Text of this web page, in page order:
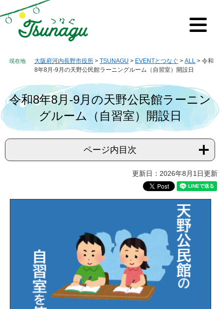
ー
ジ
ニ
ュ
本
文
へ
メ
大阪府河内長野市役所 > TSUNAGU > EVENTとつなぐ > ALL > 令和
8年8月-9月の天野公民館ラーニングルーム（自習室）開設日
令和8年8月-9月の天野公民館ラーニン
グルーム（自習室）開設日
ページ内目次
更新日：2026年8月1日更新